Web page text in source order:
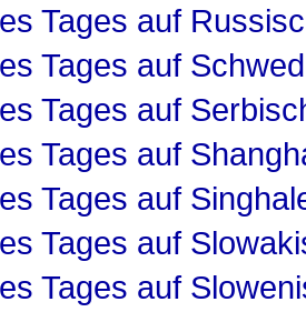
Tages auf
Tages auf
Tages auf
Tages auf
Tages auf
Tages auf
Tages auf